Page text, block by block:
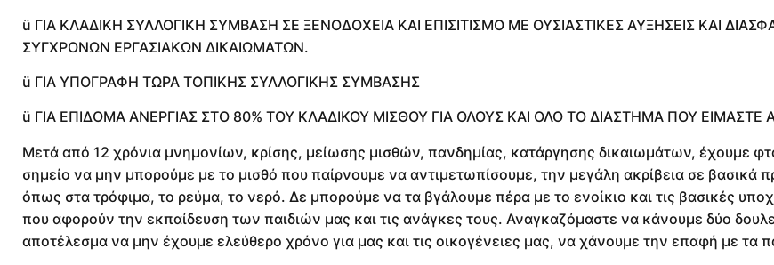
ü ΓΙΑ ΚΛΑΔΙΚΗ ΣΥΛΛΟΓΙΚΗ ΣΥΜΒΑΣΗ ΣΕ ΞΕΝΟΔΟΧΕΙΑ ΚΑΙ ΕΠΙΣΙΤΙΣΜΟ ΜΕ ΟΥΣΙΑΣΤΙΚΕΣ ΑΥΞΗΣΕΙΣ ΚΑΙ
ΣΥΓΧΡΟΝΩΝ ΕΡΓΑΣΙΑΚΩΝ ΔΙΚΑΙΩΜΑΤΩΝ.
ü ΓΙΑ ΥΠΟΓΡΑΦΗ ΤΩΡΑ ΤΟΠΙΚΗΣ ΣΥΛΛΟΓΙΚΗΣ ΣΥΜΒΑΣΗΣ
ü ΓΙΑ ΕΠΙΔΟΜΑ ΑΝΕΡΓΙΑΣ ΣΤΟ 80% ΤΟΥ ΚΛΑΔΙΚΟΥ ΜΙΣΘΟΥ ΓΙΑ ΟΛΟΥΣ ΚΑΙ ΟΛΟ ΤΟ ΔΙΑΣΤΗΜΑ ΠΟΥ ΕΙΜΑΣΤΕ
Μετά από 12 χρόνια μνημονίων, κρίσης, μείωσης μισθών, πανδημίας, κατάργησης δικαιωμάτων, έχουμε
σημείο να μην μπορούμε με το μισθό που παίρνουμε να αντιμετωπίσουμε, την μεγάλη ακρίβεια σε βασικά
όπως στα τρόφιμα, το ρεύμα, το νερό. Δε μπορούμε να τα βγάλουμε πέρα με το ενοίκιο και τις βασικές
που αφορούν την εκπαίδευση των παιδιών μας και τις ανάγκες τους. Αναγκαζόμαστε να κάνουμε δύο
αποτέλεσμα να μην έχουμε ελεύθερο χρόνο για μας και τις οικογένειες μας, να χάνουμε την επαφή με τα